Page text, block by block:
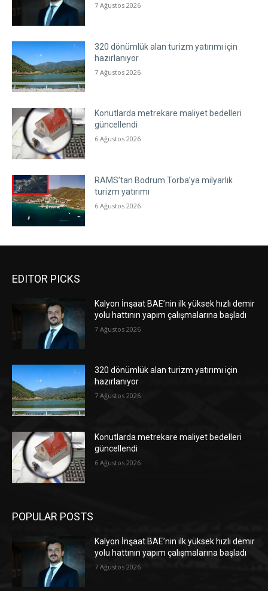
7 Ağustos 2026
320 dönümlük alan turizm yatırımı için
hazırlanıyor
7 Ağustos 2026
Konutlarda metrekare maliyet bedelleri
güncellendi
6 Ağustos 2026
RAMS’tan Bodrum Torba’ya milyarlık
turizm yatırımı
6 Ağustos 2026
EDITOR PICKS
Kalyon İnşaat BAE’nin ilk yüksek hızlı demir
yolu hattının yapım çalışmalarına başladı
7 Ağustos 2026
320 dönümlük alan turizm yatırımı için
hazırlanıyor
7 Ağustos 2026
Konutlarda metrekare maliyet bedelleri
güncellendi
6 Ağustos 2026
POPULAR POSTS
Kalyon İnşaat BAE’nin ilk yüksek hızlı demir
yolu hattının yapım çalışmalarına başladı
7 Ağustos 2026